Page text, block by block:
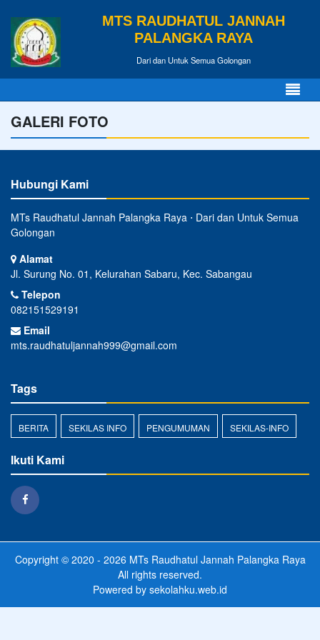
MTS RAUDHATUL JANNAH
PALANGKA RAYA
Dari dan Untuk Semua Golongan
GALERI FOTO
Hubungi Kami
MTs Raudhatul Jannah Palangka Raya ⋅ Dari dan Untuk Semua
Golongan
Alamat
Jl. Surung No. 01, Kelurahan Sabaru, Kec. Sabangau
Telepon
082151529191
Email
mts.raudhatuljannah999@gmail.com
Tags
BERITA SEKILAS INFO PENGUMUMAN SEKILAS-INFO
Ikuti Kami
Copyright © 2020 - 2026 MTs Raudhatul Jannah Palangka Raya
All rights reserved.
Powered by sekolahku.web.id